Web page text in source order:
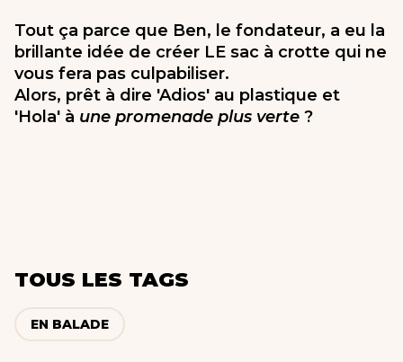
Tout ça parce que Ben, le fondateur, a eu la
brillante idée de créer LE sac à crotte qui ne
vous fera pas culpabiliser.
Alors, prêt à dire 'Adios' au plastique et
'Hola' à une promenade plus verte ?
TOUS LES TAGS
EN BALADE